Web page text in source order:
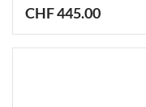
CHF445.00